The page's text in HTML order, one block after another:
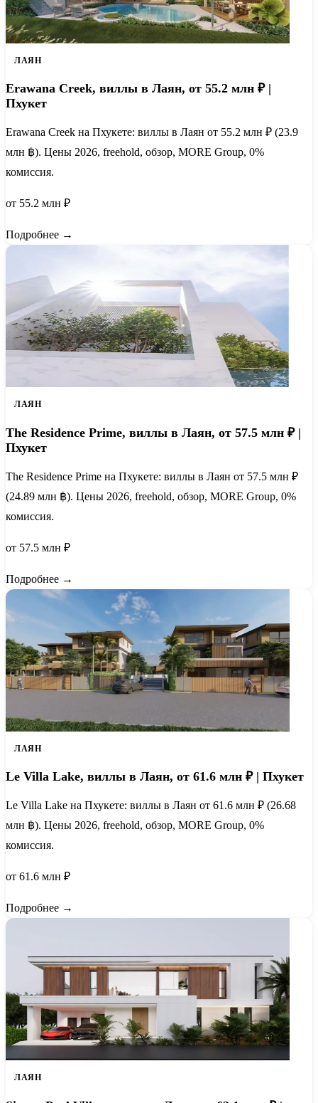
ЛАЯН
Erawana Creek, виллы в Лаян, от 55.2 млн ₽ |
Пхукет
Erawana Creek на Пхукете: виллы в Лаян от 55.2 млн ₽ (23.9
млн ฿). Цены 2026, freehold, обзор, MORE Group, 0%
комиссия.
от 55.2 млн ₽
Подробнее →
ЛАЯН
The Residence Prime, виллы в Лаян, от 57.5 млн ₽ |
Пхукет
The Residence Prime на Пхукете: виллы в Лаян от 57.5 млн ₽
(24.89 млн ฿). Цены 2026, freehold, обзор, MORE Group, 0%
комиссия.
от 57.5 млн ₽
Подробнее →
ЛАЯН
Le Villa Lake, виллы в Лаян, от 61.6 млн ₽ | Пхукет
Le Villa Lake на Пхукете: виллы в Лаян от 61.6 млн ₽ (26.68
млн ฿). Цены 2026, freehold, обзор, MORE Group, 0%
комиссия.
от 61.6 млн ₽
Подробнее →
ЛАЯН